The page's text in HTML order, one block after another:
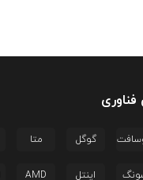
فناوری
گوگل متا
اینتل AMD